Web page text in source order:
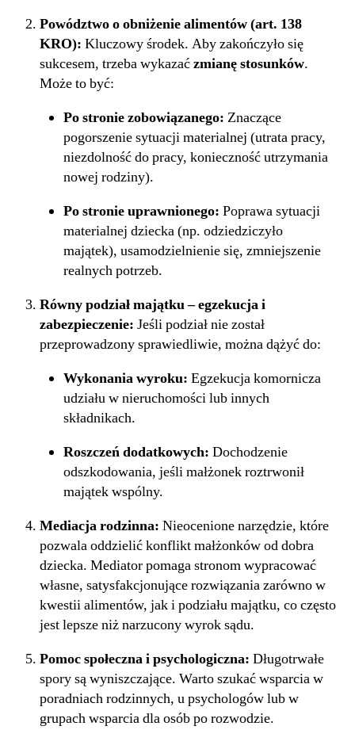
Powództwo o obniżenie alimentów (art. 138
KRO): Kluczowy środek. Aby zakończyło się
sukcesem, trzeba wykazaćzmianę stosunków.
Może to być:
Po stronie zobowiązanego: Znaczące
pogorszenie sytuacji materialnej (utrata pracy,
niezdolność do pracy, konieczność utrzymania
nowej rodziny).
Po stronie uprawnionego: Poprawa sytuacji
materialnej dziecka (np. odziedziczyło
majątek), usamodzielnienie się, zmniejszenie
realnych potrzeb.
Równy podział majątku – egzekucja i
zabezpieczenie: Jeśli podział nie został
przeprowadzony sprawiedliwie, można dążyć do:
Wykonania wyroku: Egzekucja komornicza
udziału w nieruchomości lub innych
składnikach.
Roszczeń dodatkowych: Dochodzenie
odszkodowania, jeśli małżonek roztrwonił
majątek wspólny.
Mediacja rodzinna: Nieocenione narzędzie, które
pozwala oddzielić konflikt małżonków od dobra
dziecka. Mediator pomaga stronom wypracować
własne, satysfakcjonujące rozwiązania zarówno w
kwestii alimentów, jak i podziału majątku, co często
jest lepsze niż narzucony wyrok sądu.
Pomoc społeczna i psychologiczna: Długotrwałe
spory są wyniszczające. Warto szukać wsparcia w
poradniach rodzinnych, u psychologów lub w
grupach wsparcia dla osób po rozwodzie.